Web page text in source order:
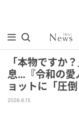
「本物ですか
息…『令和の愛
ョットに「圧
2026.6.15